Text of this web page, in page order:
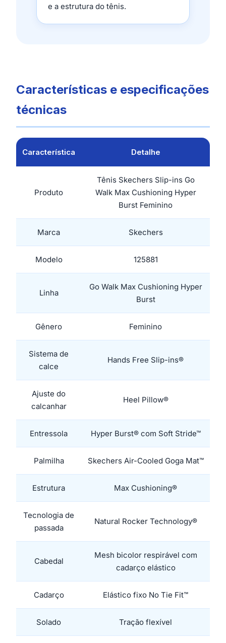
e a estrutura do tênis.
Características e especificações
técnicas
Característica Detalhe
Produto
Tênis Skechers Slip-ins Go
Walk Max Cushioning Hyper
Burst Feminino
Marca Skechers
Modelo 125881
Linha
Go Walk Max Cushioning Hyper
Burst
Gênero Feminino
Sistema de
calce
Hands Free Slip-ins®
Ajuste do
calcanhar
Heel Pillow®
Entressola Hyper Burst® com Soft Stride™
Palmilha Skechers Air-Cooled Goga Mat™
Estrutura Max Cushioning®
Tecnologia de
passada
Natural Rocker Technology®
Cabedal
Mesh bicolor respirável com
cadarço elástico
Cadarço Elástico fixo No Tie Fit™
Solado Tração flexível